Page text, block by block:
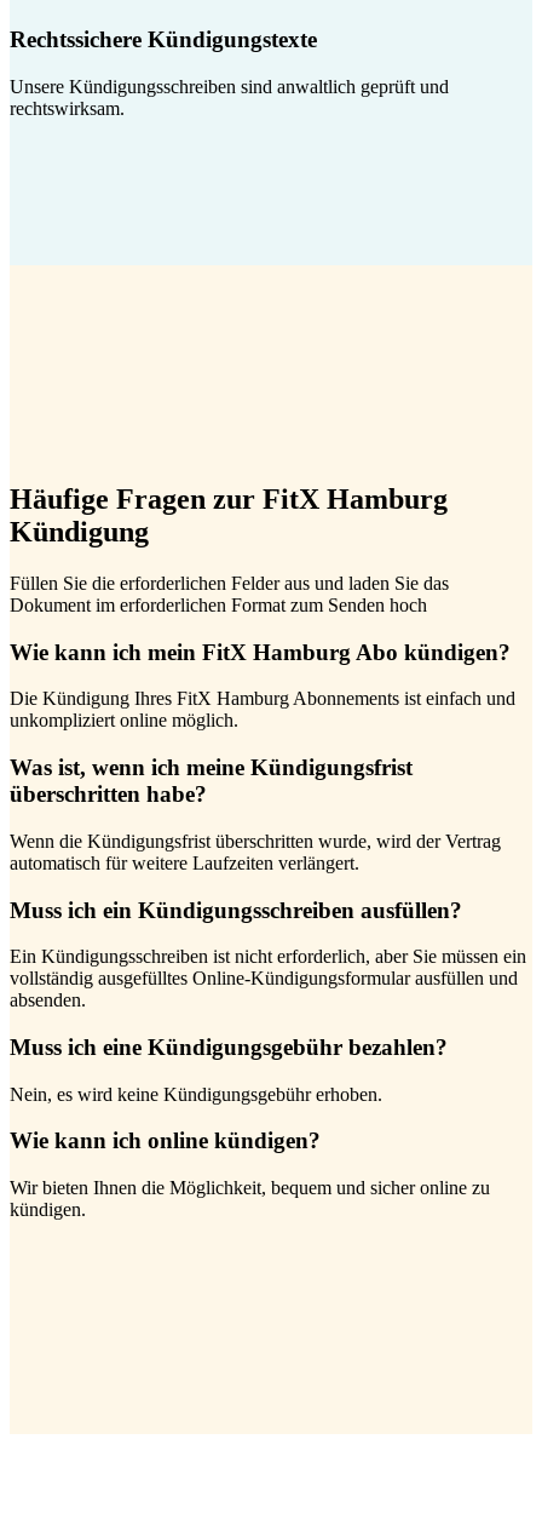
Rechtssichere Kündigungstexte
Unsere Kündigungsschreiben sind anwaltlich geprüft und
rechtswirksam.
Häufige Fragen zur FitX Hamburg
Kündigung
Füllen Sie die erforderlichen Felder aus und laden Sie das
Dokument im erforderlichen Format zum Senden hoch
Wie kann ich mein FitX Hamburg Abo kündigen?
Die Kündigung Ihres FitX Hamburg Abonnements ist einfach und
unkompliziert online möglich.
Was ist, wenn ich meine Kündigungsfrist
überschritten habe?
Wenn die Kündigungsfrist überschritten wurde, wird der Vertrag
automatisch für weitere Laufzeiten verlängert.
Muss ich ein Kündigungsschreiben ausfüllen?
Ein Kündigungsschreiben ist nicht erforderlich, aber Sie müssen ein
vollständig ausgefülltes Online-Kündigungsformular ausfüllen und
absenden.
Muss ich eine Kündigungsgebühr bezahlen?
Nein, es wird keine Kündigungsgebühr erhoben.
Wie kann ich online kündigen?
Wir bieten Ihnen die Möglichkeit, bequem und sicher online zu
kündigen.